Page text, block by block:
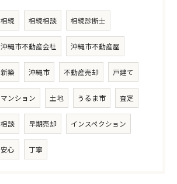
相続 相続相談 相続診断士
沖縄市不動産会社 沖縄市不動産屋
新築 沖縄市 不動産売却 戸建て
マンション 土地 うるま市 査定
相談 早期売却 インスペクション
安心 丁寧